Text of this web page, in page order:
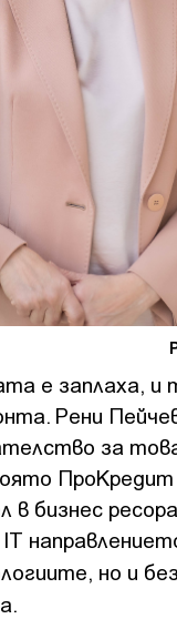
е заплаха, и
Рени
за
бизнес
но и